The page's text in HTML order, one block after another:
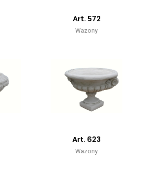
Art. 572
Wazony
Art. 623
Wazony